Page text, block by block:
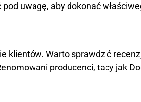
uwagę, aby dokonać
Warto sprawdzić
producenci, tacy jak